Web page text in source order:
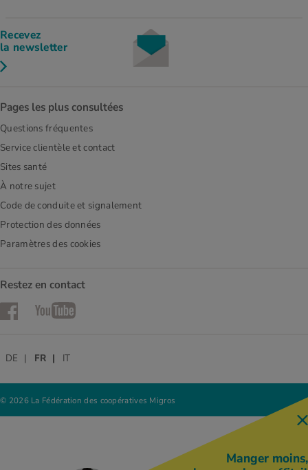
Recevez
la newsletter
Pages les plus consultées
Questions fréquentes
Service clientèle et contact
Sites santé
À notre sujet
Code de conduite et signalement
Protection des données
Paramètres des cookies
Restez en contact
FacebookYouTube
© 2026 La Fédération des coopératives Migros
DE FR IT
Manger moins,